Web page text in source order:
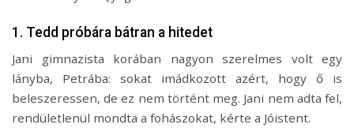
1. Tedd próbára bátran a hitedet
Jani gimnazista korában nagyon szerelmes volt egy
lányba, Petrába: sokat imádkozott azért, hogy ő is
beleszeressen, de ez nem történt meg. Jani nem adta fel,
rendületlenül mondta a fohászokat, kérte a Jóistent.